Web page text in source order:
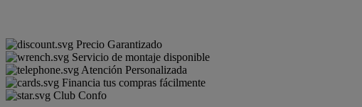
Precio Garantizado
Servicio de montaje disponible
Atención Personalizada
Financia tus compras fácilmente
Club Confo